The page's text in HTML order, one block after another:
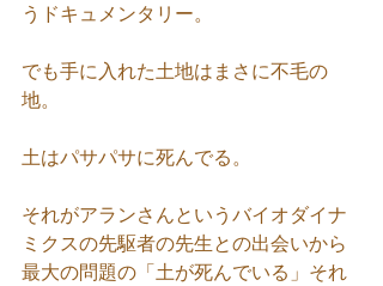
うドキュメンタリー。
でも手に入れた土地はまさに不毛の
地。
土はパサパサに死んでる。
それがアランさんというバイオダイナ
ミクスの先駆者の先生との出会いから
最大の問題の「土が死んでいる」それ